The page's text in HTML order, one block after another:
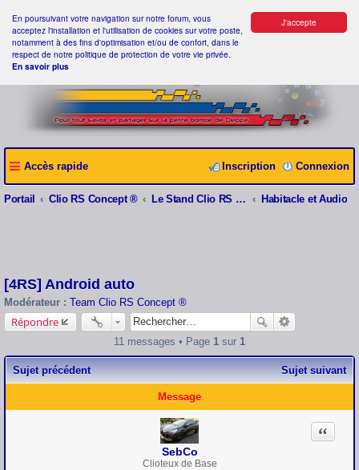
J'accepte
En poursuivant votre navigation sur notre forum, vous
acceptez l'installation et l'utilisation de cookies sur votre poste,
notamment à des fins d'optimisation et/ou de confort, dans le
respect de notre politique de protection de votre vie privée.
En savoir plus
Accès rapide Connexion
Inscription
Portail Clio RS Concept ® Le Stand Clio RS Concept ® Habitacle et Audio
[4RS] Android auto
Modérateur : Team Clio RS Concept ®
Répondre
11 messages • Page 1 sur 1
Sujet précédent Sujet suivant
Message
SebCo
Clioteux de Base
Citation